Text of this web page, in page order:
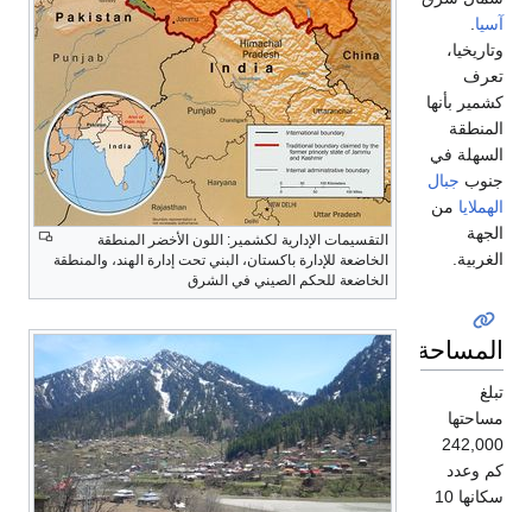
التقسيمات الإدارية لكشمير: اللون الأخضر المنطقة
الخاضعة للإدارة باكستان، البني تحت إدارة الهند، والمنطقة
الخاضعة للحكم الصيني في الشرق
بأنها
في
جبال
من
وعدد
سكانها 10